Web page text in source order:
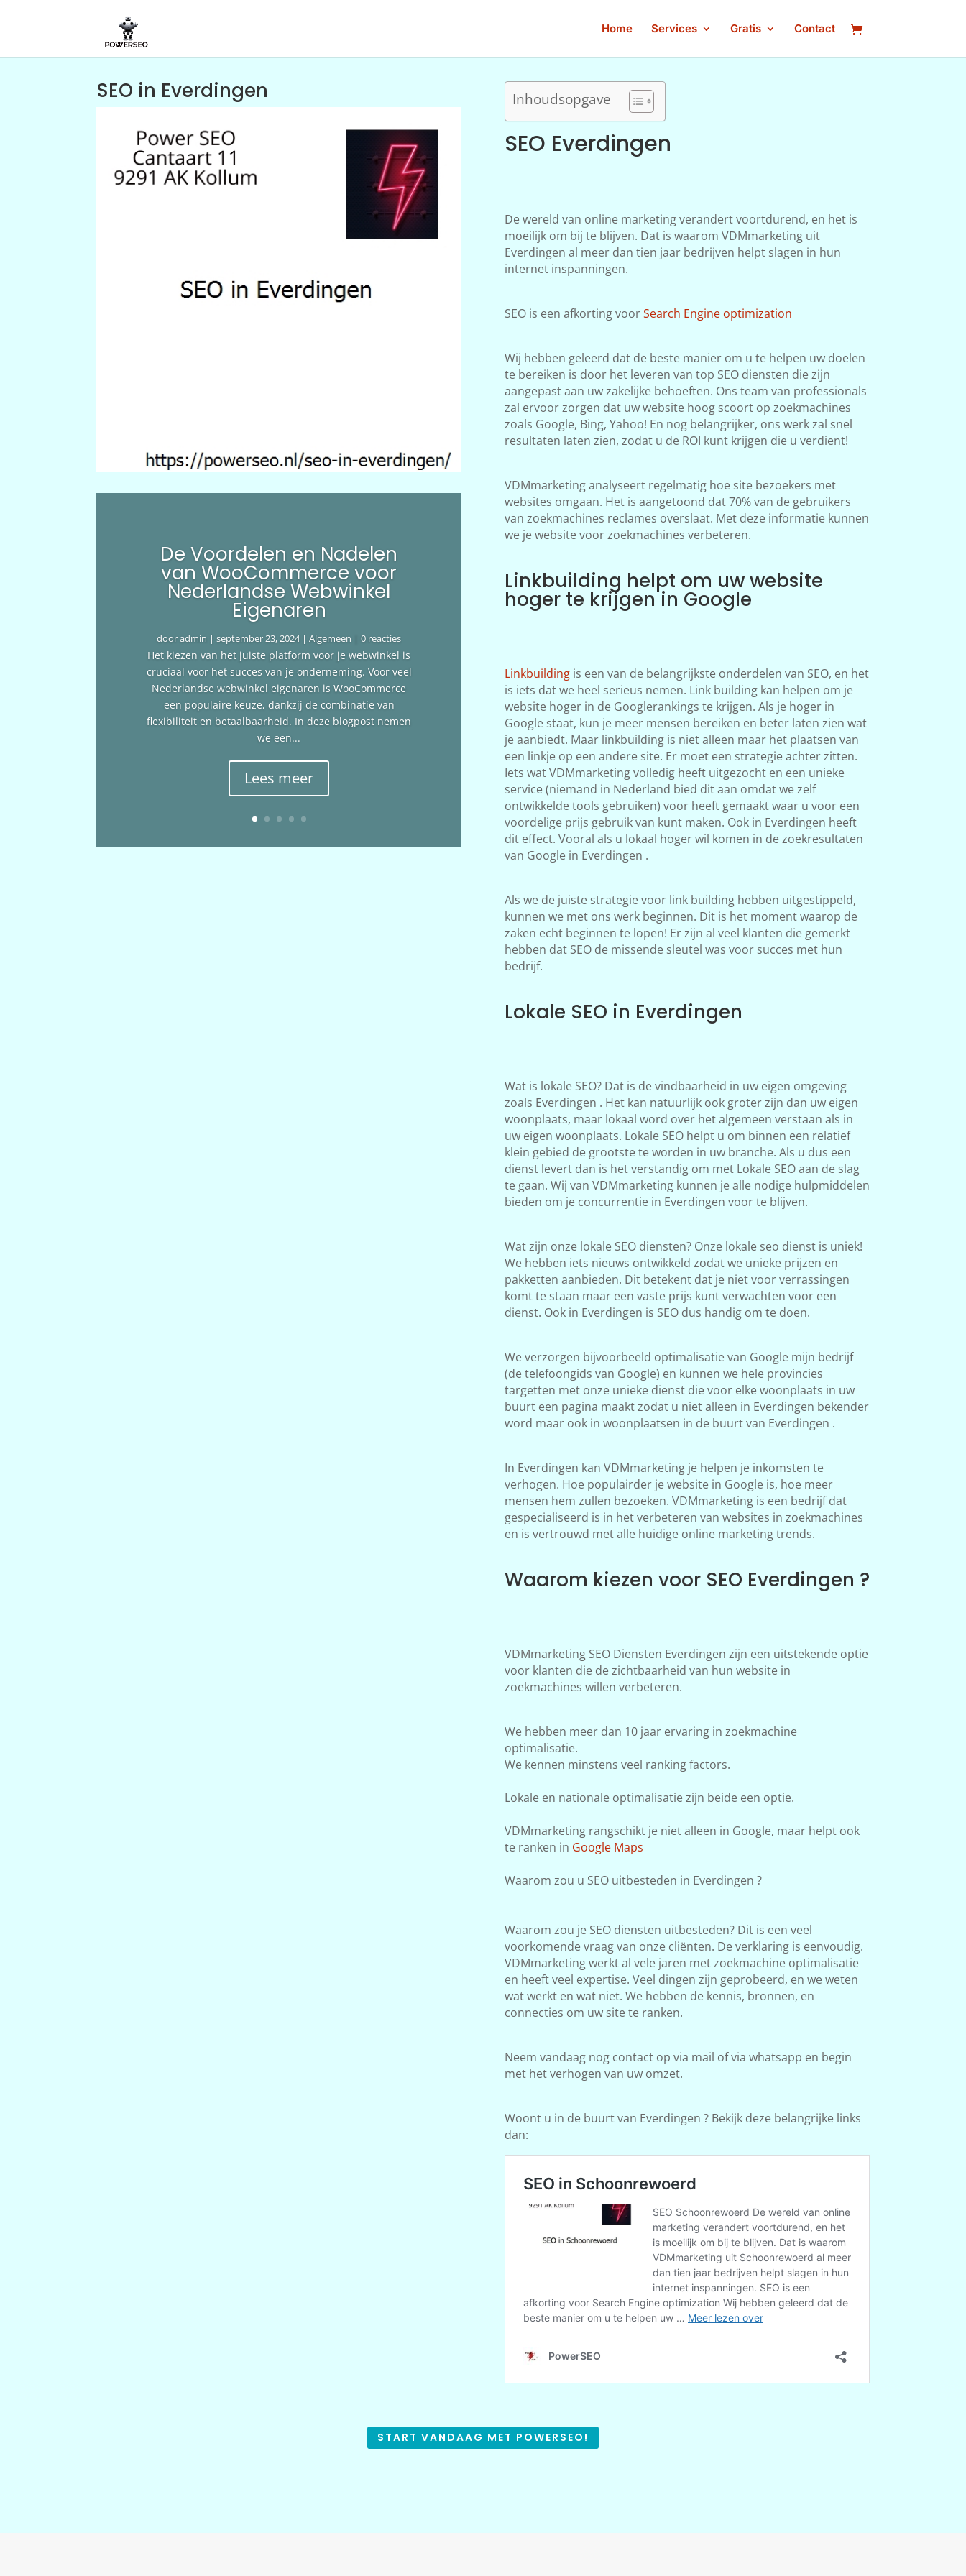
Home Services Gratis Contact
SEO in Everdingen
De Voordelen en Nadelen
van WooCommerce voor
Nederlandse Webwinkel
Eigenaren
dooradmin |september 23, 2024|Algemeen | 0 reacties
Het kiezen van het juiste platform voor je webwinkel is
cruciaal voor het succes van je onderneming. Voor veel
Nederlandse webwinkel eigenaren is WooCommerce
een populaire keuze, dankzij de combinatie van
flexibiliteit en betaalbaarheid. In deze blogpost nemen
we een...
Lees meer
Inhoudsopgave
SEO Everdingen
De wereld van online marketing verandert voortdurend, en het is
moeilijk om bij te blijven. Dat is waarom VDMmarketing uit
Everdingen al meer dan tien jaar bedrijven helpt slagen in hun
internet inspanningen.
SEO is een afkorting voorSearch Engine optimization
Wij hebben geleerd dat de beste manier om u te helpen uw doelen
te bereiken is door het leveren van top SEO diensten die zijn
aangepast aan uw zakelijke behoeften. Ons team van professionals
zal ervoor zorgen dat uw website hoog scoort op zoekmachines
zoals Google, Bing, Yahoo! En nog belangrijker, ons werk zal snel
resultaten laten zien, zodat u de ROI kunt krijgen die u verdient!
VDMmarketing analyseert regelmatig hoe site bezoekers met
websites omgaan. Het is aangetoond dat 70% van de gebruikers
van zoekmachines reclames overslaat. Met deze informatie kunnen
we je website voor zoekmachines verbeteren.
Linkbuilding helpt om uw website
hoger te krijgen in Google
Linkbuildingis een van de belangrijkste onderdelen van SEO, en het
is iets dat we heel serieus nemen. Link building kan helpen om je
website hoger in de Googlerankings te krijgen. Als je hoger in
Google staat, kun je meer mensen bereiken en beter laten zien wat
je aanbiedt. Maar linkbuilding is niet alleen maar het plaatsen van
een linkje op een andere site. Er moet een strategie achter zitten.
Iets wat VDMmarketing volledig heeft uitgezocht en een unieke
service (niemand in Nederland bied dit aan omdat we zelf
ontwikkelde tools gebruiken) voor heeft gemaakt waar u voor een
voordelige prijs gebruik van kunt maken. Ook in Everdingen heeft
dit effect. Vooral als u lokaal hoger wil komen in de zoekresultaten
van Google in Everdingen .
Als we de juiste strategie voor link building hebben uitgestippeld,
kunnen we met ons werk beginnen. Dit is het moment waarop de
zaken echt beginnen te lopen! Er zijn al veel klanten die gemerkt
hebben dat SEO de missende sleutel was voor succes met hun
bedrijf.
Lokale SEO in Everdingen
Wat is lokale SEO? Dat is de vindbaarheid in uw eigen omgeving
zoals Everdingen . Het kan natuurlijk ook groter zijn dan uw eigen
woonplaats, maar lokaal word over het algemeen verstaan als in
uw eigen woonplaats. Lokale SEO helpt u om binnen een relatief
klein gebied de grootste te worden in uw branche. Als u dus een
dienst levert dan is het verstandig om met Lokale SEO aan de slag
te gaan. Wij van VDMmarketing kunnen je alle nodige hulpmiddelen
bieden om je concurrentie in Everdingen voor te blijven.
Wat zijn onze lokale SEO diensten? Onze lokale seo dienst is uniek!
We hebben iets nieuws ontwikkeld zodat we unieke prijzen en
pakketten aanbieden. Dit betekent dat je niet voor verrassingen
komt te staan maar een vaste prijs kunt verwachten voor een
dienst. Ook in Everdingen is SEO dus handig om te doen.
We verzorgen bijvoorbeeld optimalisatie van Google mijn bedrijf
(de telefoongids van Google) en kunnen we hele provincies
targetten met onze unieke dienst die voor elke woonplaats in uw
buurt een pagina maakt zodat u niet alleen in Everdingen bekender
word maar ook in woonplaatsen in de buurt van Everdingen .
In Everdingen kan VDMmarketing je helpen je inkomsten te
verhogen. Hoe populairder je website in Google is, hoe meer
mensen hem zullen bezoeken. VDMmarketing is een bedrijf dat
gespecialiseerd is in het verbeteren van websites in zoekmachines
en is vertrouwd met alle huidige online marketing trends.
Waarom kiezen voor SEO Everdingen ?
VDMmarketing SEO Diensten Everdingen zijn een uitstekende optie
voor klanten die de zichtbaarheid van hun website in
zoekmachines willen verbeteren.
We hebben meer dan 10 jaar ervaring in zoekmachine
optimalisatie.
We kennen minstens veel ranking factors.
Lokale en nationale optimalisatie zijn beide een optie.
VDMmarketing rangschikt je niet alleen in Google, maar helpt ook
te ranken in Google Maps
Waarom zou u SEO uitbesteden in Everdingen ?
Waarom zou je SEO diensten uitbesteden? Dit is een veel
voorkomende vraag van onze cliënten. De verklaring is eenvoudig.
VDMmarketing werkt al vele jaren met zoekmachine optimalisatie
en heeft veel expertise. Veel dingen zijn geprobeerd, en we weten
wat werkt en wat niet. We hebben de kennis, bronnen, en
connecties om uw site te ranken.
Neem vandaag nog contact op via mail of via whatsapp en begin
met het verhogen van uw omzet.
Woont u in de buurt van Everdingen ? Bekijk deze belangrijke links
dan:
START VANDAAG MET POWERSEO!